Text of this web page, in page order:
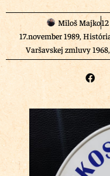
Miloš Majko
17.november 1989,
Varšavskej zmluvy 1968,